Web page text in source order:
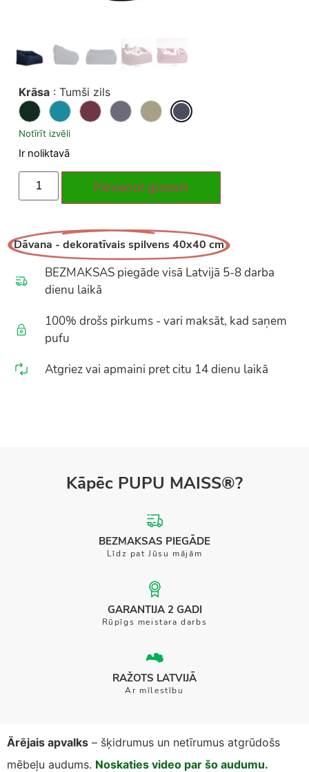
Krāsa : Tumši zils
Notīrīt izvēli
Ir noliktavā
Pievienot grozam
Dāvana - dekoratīvais spilvens 40x40 cm
BEZMAKSAS piegāde visā Latvijā 5-8 darba
dienu laikā
100% drošs pirkums - vari maksāt, kad saņem
pufu
Atgriez vai apmaini pret citu 14 dienu laikā
Kāpēc PUPU MAISS®?
BEZMAKSAS PIEGĀDE
Līdz pat Jūsu mājām
GARANTIJA 2 GADI
Rūpīgs meistara darbs
RAŽOTS LATVIJĀ
Ar mīlestību
Ārējais apvalks – šķidrumus un netīrumus atgrūdošs
mēbeļu audums. Noskaties video par šo audumu.